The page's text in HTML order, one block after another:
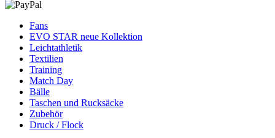
Fans
EVO STAR neue Kollektion
Leichtathletik
Textilien
Training
Match Day
Bälle
Taschen und Rucksäcke
Zubehör
Druck / Flock